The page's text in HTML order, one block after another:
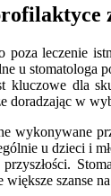
poza leczenie
u stomatologa
kluczowe dla
doradzając w
wykonywane
u dzieci i
szanse